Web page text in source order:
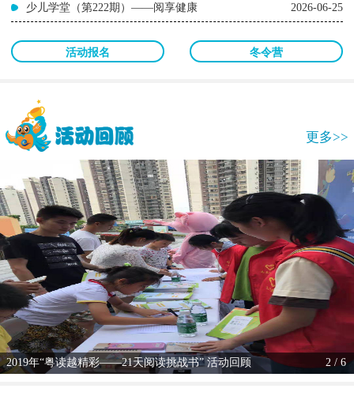
少儿学堂（第222期）——阅享健康 2026-06-25
活动报名 冬令营
更多>>
2019年“粤读越精彩——21天阅读挑战书” 活动回顾 2 / 6